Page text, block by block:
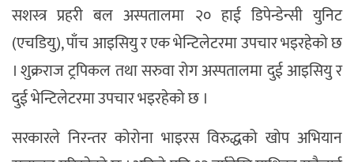
सशस्त्र प्रहरी बल अस्पतालमा २० हाई डिपेन्डेन्सी युनिट
(एचडियु), पाँच आइसियु र एक भेन्टिलेटरमा उपचार भइरहेको छ
। शुक्रराज ट्रपिकल तथा सरुवा रोग अस्पतालमा दुई आइसियु र
दुई भेन्टिलेटरमा उपचार भइरहेको छ ।
सरकारले निरन्तर कोरोना भाइरस विरुद्धको खोप अभियान